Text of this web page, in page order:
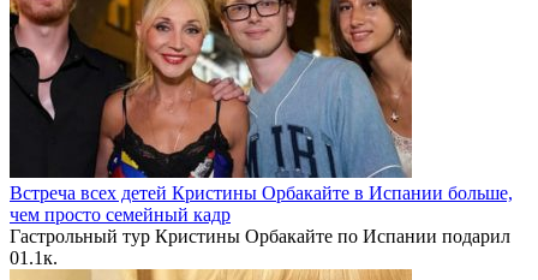
Встреча всех детей Кристины Орбакайте в Испании больше,
чем просто семейный кадр
Гастрольный тур Кристины Орбакайте по Испании подарил
01.1к.